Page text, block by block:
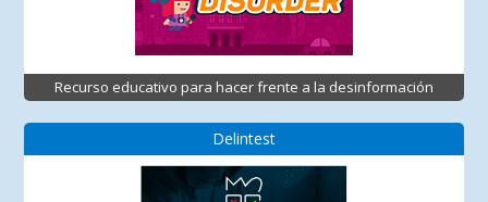
Recurso educativo para hacer frente a la desinformación
Delintest